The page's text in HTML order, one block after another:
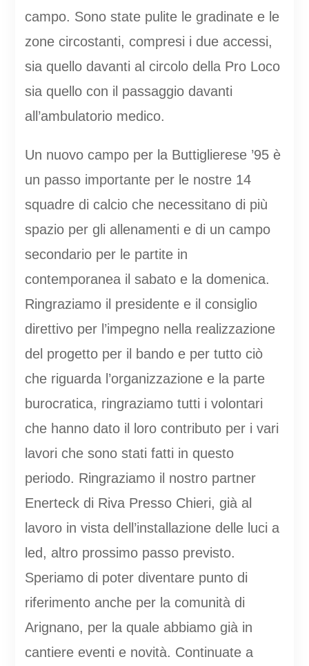
campo. Sono state pulite le gradinate e le
zone circostanti, compresi i due accessi,
sia quello davanti al circolo della Pro Loco
sia quello con il passaggio davanti
all’ambulatorio medico.
Un nuovo campo per la Buttiglierese ’95 è
un passo importante per le nostre 14
squadre di calcio che necessitano di più
spazio per gli allenamenti e di un campo
secondario per le partite in
contemporanea il sabato e la domenica.
Ringraziamo il presidente e il consiglio
direttivo per l’impegno nella realizzazione
del progetto per il bando e per tutto ciò
che riguarda l’organizzazione e la parte
burocratica, ringraziamo tutti i volontari
che hanno dato il loro contributo per i vari
lavori che sono stati fatti in questo
periodo. Ringraziamo il nostro partner
Enerteck di Riva Presso Chieri, già al
lavoro in vista dell’installazione delle luci a
led, altro prossimo passo previsto.
Speriamo di poter diventare punto di
riferimento anche per la comunità di
Arignano, per la quale abbiamo già in
cantiere eventi e novità. Continuate a